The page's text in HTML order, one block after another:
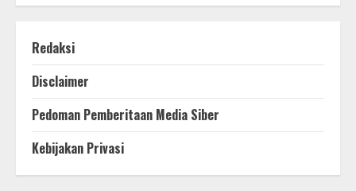
Redaksi
Disclaimer
Pedoman Pemberitaan Media Siber
Kebijakan Privasi